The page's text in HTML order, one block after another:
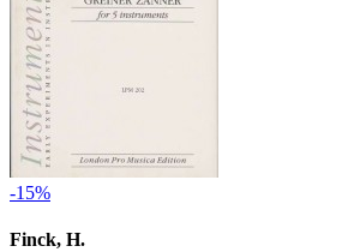
-15%
Finck, H.